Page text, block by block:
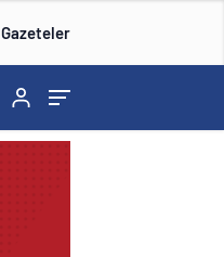
Gazeteler